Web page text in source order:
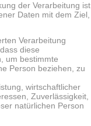
der Verarbeitung ist
Daten mit dem Ziel,
Verarbeitung
diese
um bestimmte
Person beziehen, zu
wirtschaftlicher
Zuverlässigkeit,
natürlichen Person